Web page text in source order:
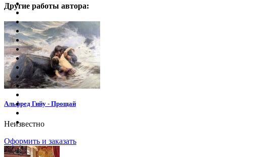
Другие работы автора:
Альфред Гийу - Прощай
Неизвестно
Оформить и заказать